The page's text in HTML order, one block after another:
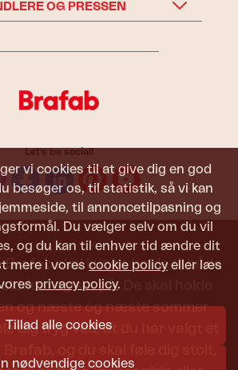
vi cookies til at give dig en god
besøger os, til statistik, så vi kan
til annoncetilpasning og
Du vælger selv om du vil
og du kan til enhver tid ændre dit
mere i vores cookie policy eller læs
privacy policy.
Tillad alle cookies
nødvendige cookies
OG PRESSEN
Let's be social!
Brafab skal kunne holde til både
i og set på. De skal holde
og næste og næste sommer
dig tryg ved, at du har valgt et